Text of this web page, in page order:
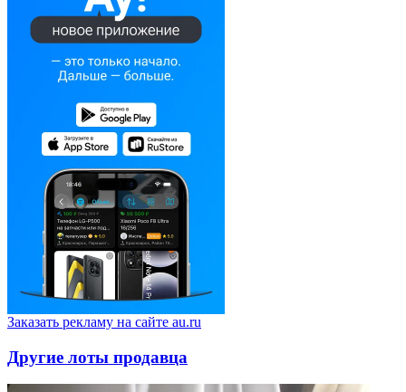
Заказать рекламу на сайте au.ru
Другие лоты продавца